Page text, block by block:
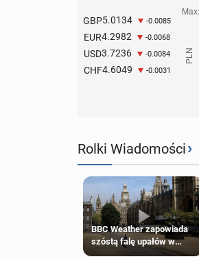
GBP5.0134 -0.0085
EUR4.2982 -0.0068
USD3.7236 -0.0084
CHF4.6049 -0.0031
Rolki Wiadomości›
BBC Weather zapowiada
szóstą falę upałów w